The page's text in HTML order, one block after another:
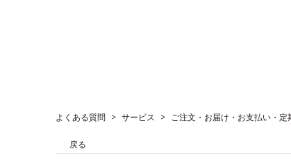
よくある質問 > サービス > ご注文・お届け・お支払い・定
戻る